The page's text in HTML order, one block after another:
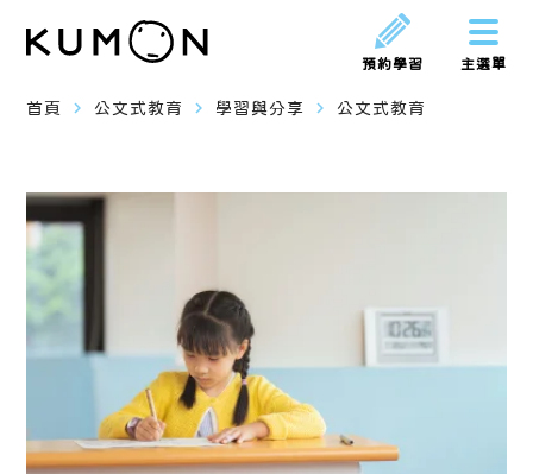
主選單
預約學習
首頁 navigate_next 公文式教育 navigate_next 學習與分享 navigate_next 公文式教育